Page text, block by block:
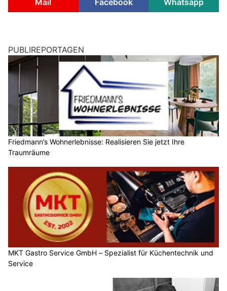
Mail Facebook Whatsapp
PUBLIREPORTAGEN
Friedmann’s Wohnerlebnisse: Realisieren Sie jetzt Ihre
Traumräume
MKT Gastro Service GmbH – Spezialist für Küchentechnik und
Service